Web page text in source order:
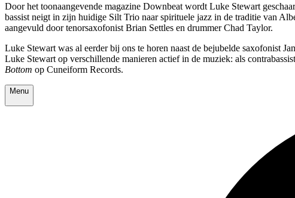
Door het toonaangevende magazine Downbeat wordt Luke Stewart
bassist neigt in zijn huidige Silt Trio naar spirituele jazz in de traditie van
aangevuld door tenorsaxofonist Brian Settles en drummer Chad Taylor.
Luke Stewart was al eerder bij ons te horen naast de bejubelde saxofonist
Luke Stewart op verschillende manieren actief in de muziek: als
Bottom op Cuneiform Records.
Menu